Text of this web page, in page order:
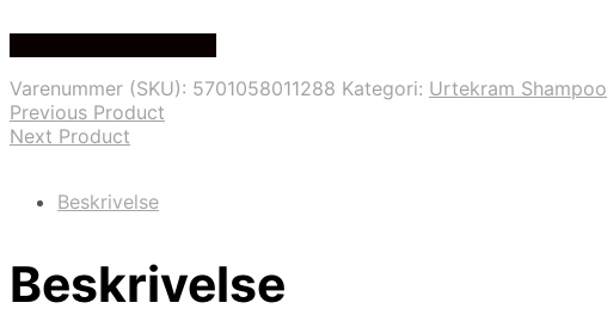
Varenummer (SKU): 5701058011288 Kategori: Urtekram Shampoo
Previous Product
Next Product
Beskrivelse
Beskrivelse